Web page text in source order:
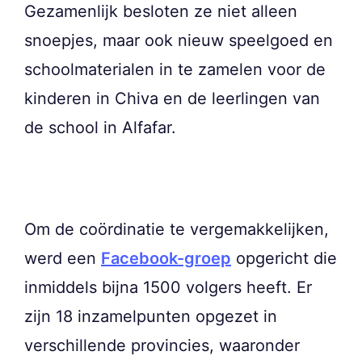
Gezamenlijk besloten ze niet alleen
snoepjes, maar ook nieuw speelgoed en
schoolmaterialen in te zamelen voor de
kinderen in Chiva en de leerlingen van
de school in Alfafar.
Om de coördinatie te vergemakkelijken,
werd een Facebook-groep opgericht die
inmiddels bijna 1500 volgers heeft. Er
zijn 18 inzamelpunten opgezet in
verschillende provincies, waaronder